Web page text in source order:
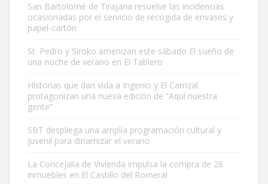
Este gato macho ha aparecido en la calle hace menos de un mes,
es muy manso y extremadamente cari...
Leales.org » Gran Canaria
San Bartolomé de Tirajana resuelve las incidencias
ocasionadas por el servicio de recogida de envases y
papel-cartón
St. Pedro y Siroko amenizan este sábado El sueño de
una noche de verano en El Tablero
Historias que dan vida a Ingenio y El Carrizal
protagonizan una nueva edición de “Aquí nuestra
gente”
SBT despliega una amplia programación cultural y
juvenil para dinamizar el verano
La Concejalía de Vivienda impulsa la compra de 26
inmuebles en El Castillo del Romeral